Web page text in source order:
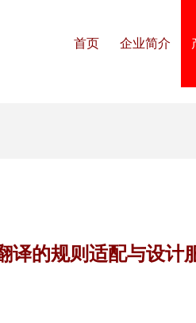
首页 企业简介
译的规则适配与设计